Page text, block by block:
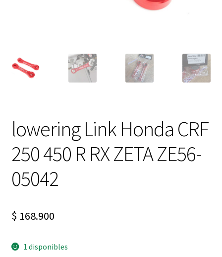
lowering Link Honda CRF
250 450 R RX ZETA ZE56-
05042
$ 168.900
1 disponibles